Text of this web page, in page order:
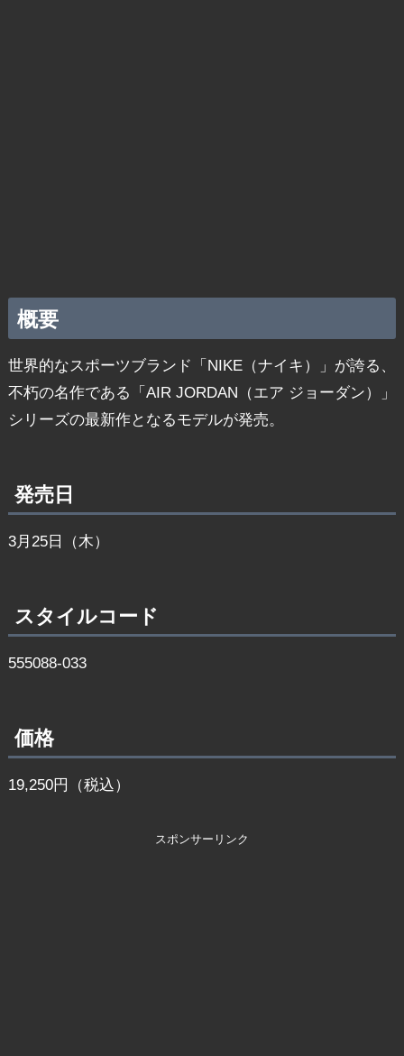
概要
世界的なスポーツブランド「NIKE（ナイキ）」が誇る、
不朽の名作である「AIR JORDAN（エア ジョーダン）」
シリーズの最新作となるモデルが発売。
発売日
3月25日（木）
スタイルコード
555088-033
価格
19,250円（税込）
スポンサーリンク